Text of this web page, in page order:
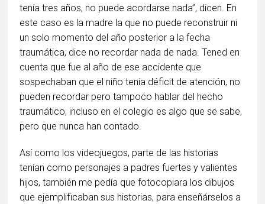
tenía tres años, no puede acordarse nada”, dicen. En
este caso es la madre la que no puede reconstruir ni
un solo momento del año posterior a la fecha
traumática, dice no recordar nada de nada. Tened en
cuenta que fue al año de ese accidente que
sospechaban que el niño tenía déficit de atención, no
pueden recordar pero tampoco hablar del hecho
traumático, incluso en el colegio es algo que se sabe,
pero que nunca han contado.
Así como los videojuegos, parte de las historias
tenían como personajes a padres fuertes y valientes
hijos, también me pedía que fotocopiara los dibujos
que ejemplificaban sus historias, para enseñárselos a